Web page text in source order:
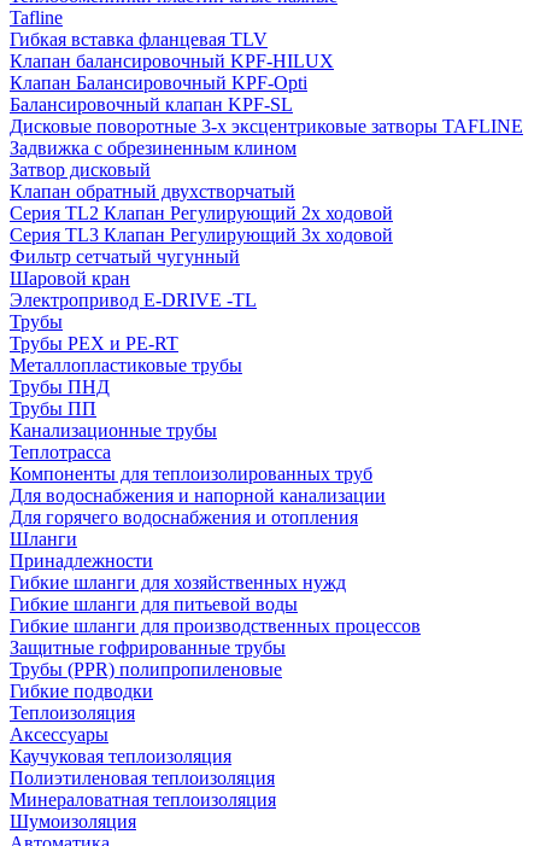
Tafline
Гибкая вставка фланцевая TLV
Клапан балансировочный KPF-HILUX
Клапан Балансировочный KPF-Opti
Балансировочный клапан KPF-SL
Дисковые поворотные 3-х эксцентриковые затворы TAFLINE
Задвижка с обрезиненным клином
Затвор дисковый
Клапан обратный двухстворчатый
Серия TL2 Клапан Регулирующий 2х ходовой
Серия TL3 Клапан Регулирующий 3х ходовой
Фильтр сетчатый чугунный
Шаровой кран
Электропривод E-DRIVE -TL
Трубы
Трубы PEX и PE-RT
Металлопластиковые трубы
Трубы ПНД
Трубы ПП
Канализационные трубы
Теплотрасса
Компоненты для теплоизолированных труб
Для водоснабжения и напорной канализации
Для горячего водоснабжения и отопления
Шланги
Принадлежности
Гибкие шланги для хозяйственных нужд
Гибкие шланги для питьевой воды
Гибкие шланги для производственных процессов
Защитные гофрированные трубы
Трубы (РРR) полипропиленовые
Гибкие подводки
Теплоизоляция
Аксессуары
Каучуковая теплоизоляция
Полиэтиленовая теплоизоляция
Минераловатная теплоизоляция
Шумоизоляция